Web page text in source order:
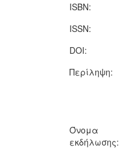
ISBN:
ISSN:
DOI:
Περίληψη:
Όνομα
εκδήλωσης: